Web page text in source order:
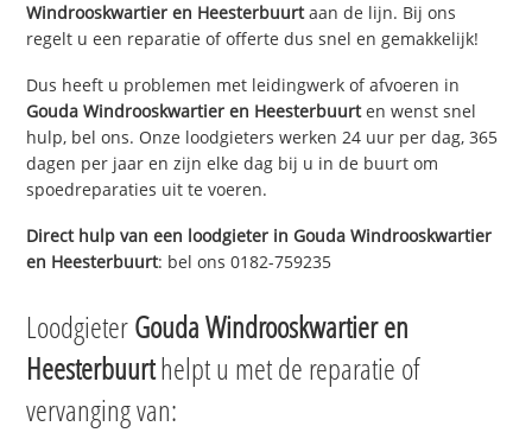
Windrooskwartier en Heesterbuurtaan de lijn. Bij ons
regelt u een reparatie of offerte dus snel en gemakkelijk!
Dus heeft u problemen met leidingwerk of afvoeren in
Gouda Windrooskwartier en Heesterbuurten wenst snel
hulp, bel ons. Onze loodgieters werken 24 uur per dag, 365
dagen per jaar en zijn elke dag bij u in de buurt om
spoedreparaties uit te voeren.
Direct hulp van een loodgieter in Gouda Windrooskwartier
en Heesterbuurt: bel ons 0182-759235
LoodgieterGouda Windrooskwartier en
Heesterbuurthelpt u met de reparatie of
vervanging van: